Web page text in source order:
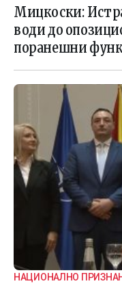
ИСТРАГАТА
Мицкоски:
води до
поранешни
НАЦИОНАЛНО